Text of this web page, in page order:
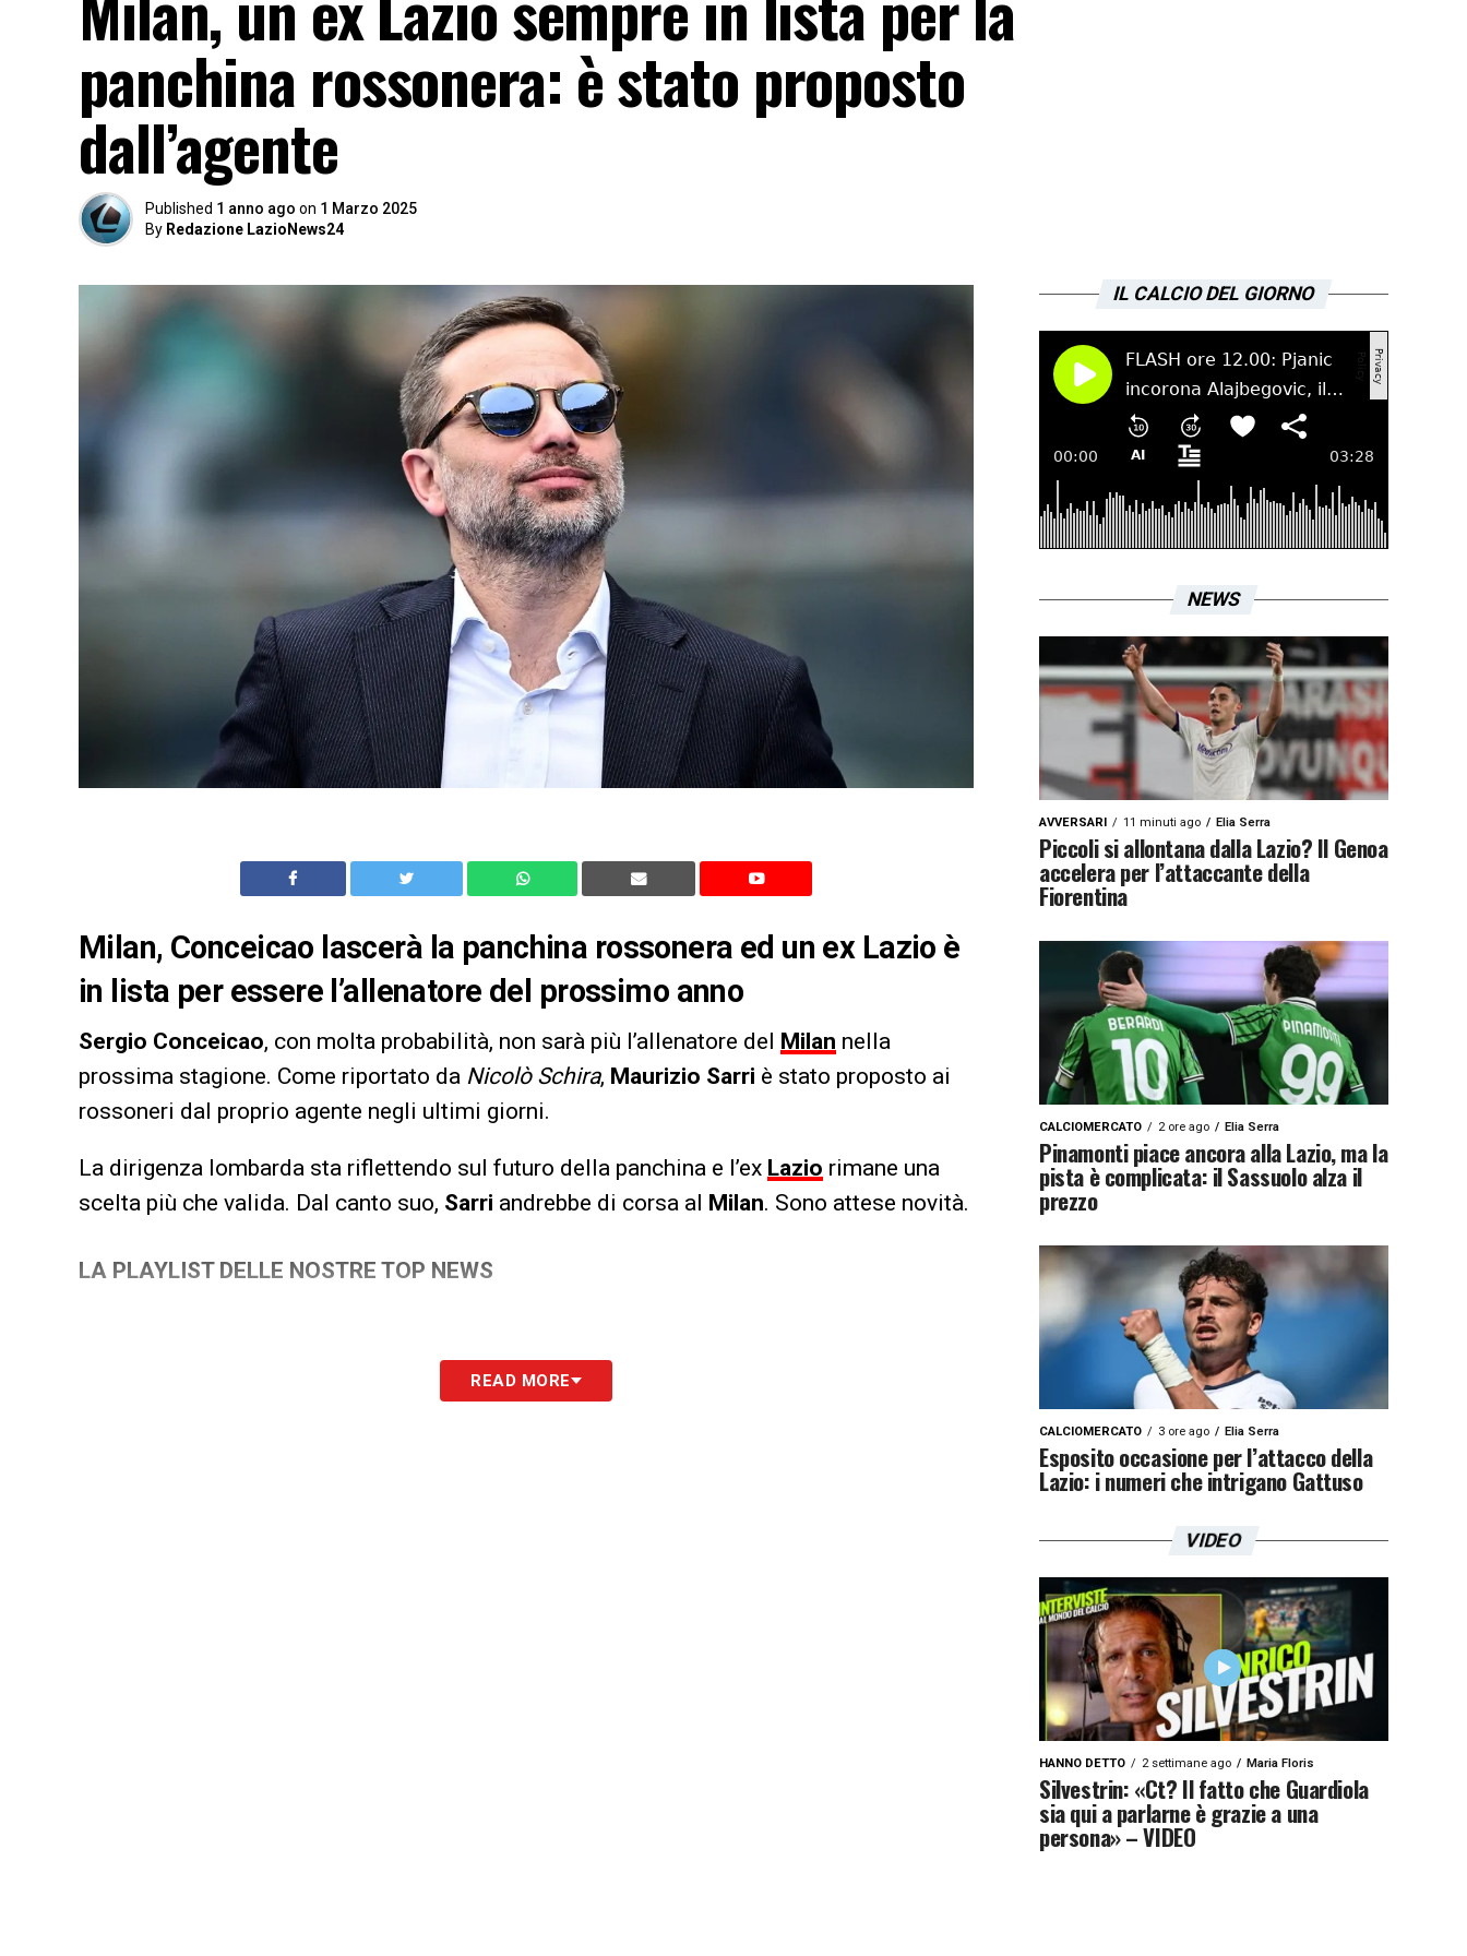
panchina rossonera: è stato proposto
dall’agente
Published 1 anno ago on 1 Marzo 2025
By Redazione LazioNews24
Milan, Conceicao lascerà la panchina rossonera ed un ex Lazio è
in lista per essere l’allenatore del prossimo anno
Sergio Conceicao, con molta probabilità, non sarà più l’allenatore del Milan nella
prossima stagione. Come riportato da Nicolò Schira, Maurizio Sarri è stato proposto ai
rossoneri dal proprio agente negli ultimi giorni.
La dirigenza lombarda sta riflettendo sul futuro della panchina e l’ex Lazio rimane una
scelta più che valida. Dal canto suo, Sarri andrebbe di corsa al Milan. Sono attese novità.
LA PLAYLIST DELLE NOSTRE TOP NEWS
READ MORE
IL CALCIO DEL GIORNO
NEWS
AVVERSARI 11 minuti ago Elia Serra
Piccoli si allontana dalla Lazio? Il Genoa
accelera per l’attaccante della
Fiorentina
CALCIOMERCATO 2 ore ago Elia Serra
Pinamonti piace ancora alla Lazio, ma la
pista è complicata: il Sassuolo alza il
prezzo
CALCIOMERCATO 3 ore ago Elia Serra
Esposito occasione per l’attacco della
Lazio: i numeri che intrigano Gattuso
VIDEO
HANNO DETTO 2 settimane ago Maria Floris
Silvestrin: «Ct? Il fatto che Guardiola
sia qui a parlarne è grazie a una
persona» – VIDEO